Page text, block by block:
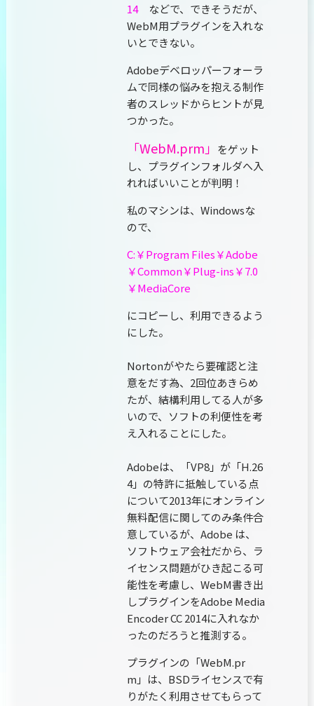
14などで、できそうだが、
WebM用プラグインを入れな
いとできない。
Adobeデベロッパーフォーラ
ムで同様の悩みを抱える制作
者のスレッドからヒントが見
つかった。
「WebM.prm」 をゲット
し、プラグインフォルダへ入
れればいいことが判明！
私のマシンは、Windowsな
ので、
C:￥Program Files￥Adobe
￥Common￥Plug-ins￥7.0
￥MediaCore
にコピーし、利用できるよう
にした。
Nortonがやたら要確認と注
意をだす為、2回位あきらめ
たが、結構利用してる人が多
いので、ソフトの利便性を考
え入れることにした。
Adobeは、「VP8」が「H.26
4」の特許に抵触している点
について2013年にオンライン
無料配信に関してのみ条件合
意しているが、Adobe は、
ソフトウェア会社だから、ラ
イセンス問題がひき起こる可
能性を考慮し、WebM書き出
しプラグインをAdobe Media
Encoder CC 2014に入れなか
ったのだろうと推測する。
プラグインの「WebM.pr
m」は、BSDライセンスで有
りがたく利用させてもらって